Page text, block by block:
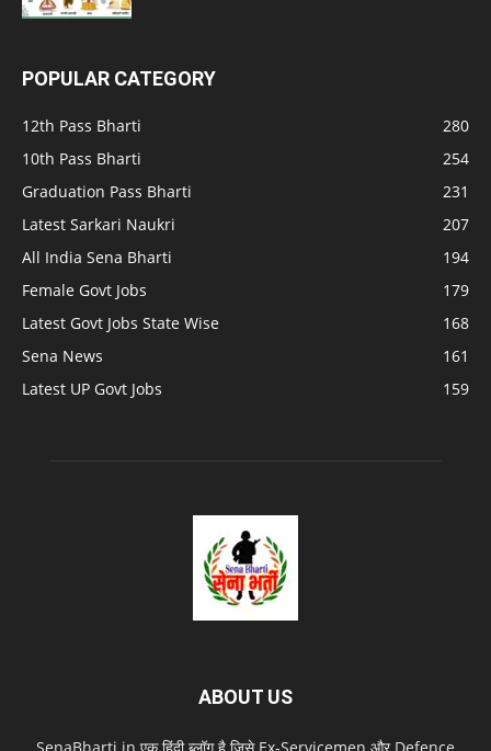
POPULAR CATEGORY
12th Pass Bharti
280
10th Pass Bharti
254
Graduation Pass Bharti
231
Latest Sarkari Naukri
207
All India Sena Bharti
194
Female Govt Jobs
179
Latest Govt Jobs State Wise
168
Sena News
161
Latest UP Govt Jobs
159
ABOUT US
SenaBharti.in एक हिंदी ब्लॉग है जिसे Ex‑Servicemen और Defence